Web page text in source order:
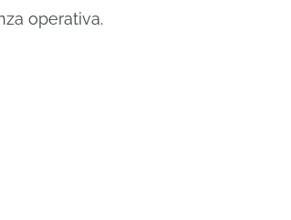
operativa.